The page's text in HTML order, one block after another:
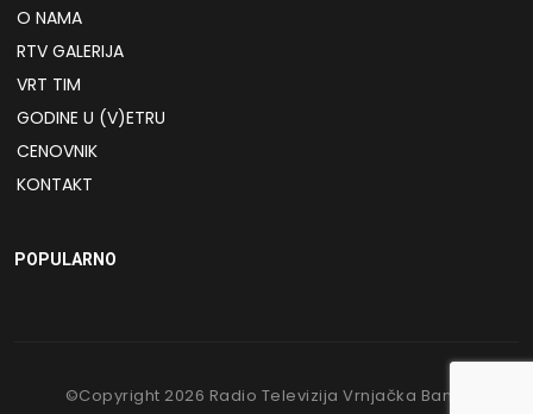
O NAMA
RTV GALERIJA
VRT TIM
GODINE U (V)ETRU
CENOVNIK
KONTAKT
POPULARNO
©Copyright 2026 Radio Televizija Vrnjačka Banja